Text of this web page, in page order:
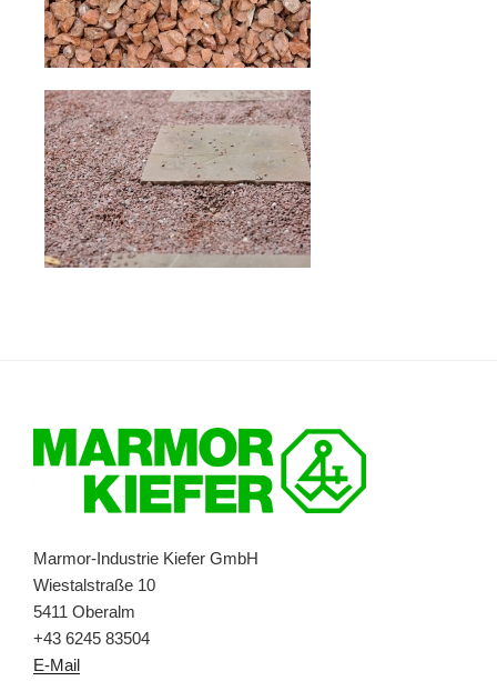
Marmor-Industrie Kiefer GmbH
Wiestalstraße 10
5411 Oberalm
+43 6245 83504
E-Mail